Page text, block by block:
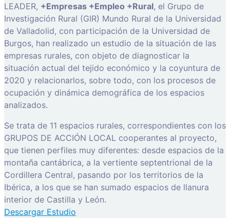
LEADER, +Empresas +Empleo +Rural, el Grupo de
Investigación Rural (GIR) Mundo Rural de la Universidad
de Valladolid, con participación de la Universidad de
Burgos, han realizado un estudio de la situación de las
empresas rurales, con objeto de diagnosticar la
situación actual del tejido económico y la coyuntura de
2020 y relacionarlos, sobre todo, con los procesos de
ocupación y dinámica demográfica de los espacios
analizados.
Se trata de 11 espacios rurales, correspondientes con los
GRUPOS DE ACCIÓN LOCAL cooperantes al proyecto,
que tienen perfiles muy diferentes: desde espacios de la
montaña cantábrica, a la vertiente septentrional de la
Cordillera Central, pasando por los territorios de la
Ibérica, a los que se han sumado espacios de llanura
interior de Castilla y León.
Descargar Estudio